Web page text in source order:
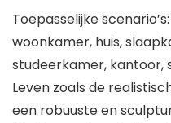
Toepasselijke
woonkamer, huis,
studeerkamer, kantoor,
Leven zoals de
een robuuste en